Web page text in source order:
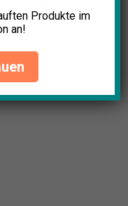
Produkte im
an!